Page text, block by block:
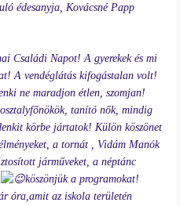
édesanyja, Kovácsné Papp
Családi Napot! A gyerekek és mi
A vendéglátás kifogástalan volt!
ne maradjon étlen, szomjan!
tanító nők, mindig
körbe jártatok! Külön köszönet
a tornát , Vidám Manók
járműveket, a néptánc
köszönjük a programokat!
óra,amit az iskola területén